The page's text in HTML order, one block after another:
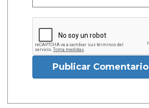
Publicar Comentario